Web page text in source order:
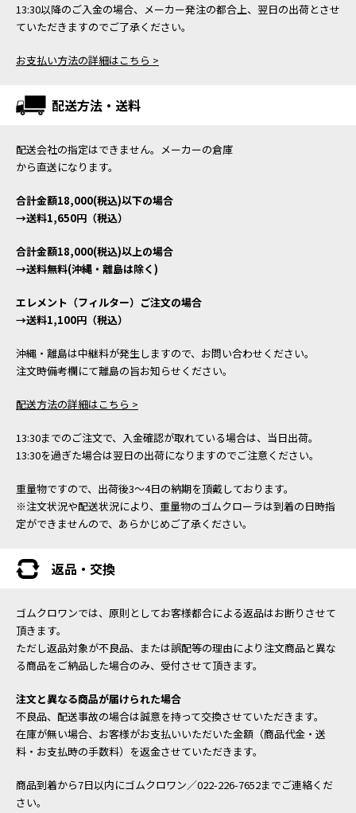
13:30以降のご入金の場合、メーカー発注の都合上、翌日の出荷とさせ
ていただきますのでご了承ください。
お支払い方法の詳細はこちら >
配送方法・送料
配送会社の指定はできません。メーカーの倉庫
から直送になります。
合計金額18,000(税込)以下の場合
→送料1,650円（税込）
合計金額18,000(税込)以上の場合
→送料無料(沖縄・離島は除く)
エレメント（フィルター）ご注文の場合
→送料1,100円（税込）
沖縄・離島は中継料が発生しますので、お問い合わせください。
注文時備考欄にて離島の旨お知らせください。
配送方法の詳細はこちら >
13:30までのご注文で、入金確認が取れている場合は、当日出荷。
13:30を過ぎた場合は翌日の出荷になりますのでご注意ください。
重量物ですので、出荷後3～4日の納期を頂戴しております。
※注文状況や配送状況により、重量物のゴムクローラは到着の日時指
定ができませんので、あらかじめご了承ください。
返品・交換
ゴムクロワンでは、原則としてお客様都合による返品はお断りさせて
頂きます。
ただし返品対象が不良品、または誤配等の理由により注文商品と異な
る商品をご納品した場合のみ、受付させて頂きます。
注文と異なる商品が届けられた場合
不良品、配送事故の場合は誠意を持って交換させていただきます。
在庫が無い場合、お客様がお支払いいただいた金額（商品代金・送
料・お支払時の手数料）を返金させていただきます。
商品到着から7日以内にゴムクロワン／022-226-7652までご連絡くだ
さい。